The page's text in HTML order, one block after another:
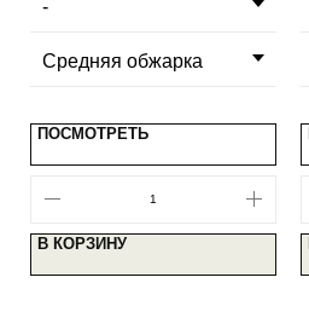
ПОСМОТРЕТЬ
В КОРЗИНУ